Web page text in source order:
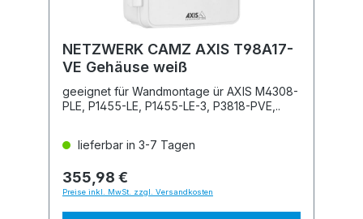
NETZWERK CAMZ AXIS T98A17-
VE Gehäuse weiß
geeignet für Wandmontage ür AXIS M4308-
PLE, P1455-LE, P1455-LE-3, P3818-PVE,..
lieferbar in 3-7 Tagen
355,98 €
Preise inkl. MwSt. zzgl. Versandkosten